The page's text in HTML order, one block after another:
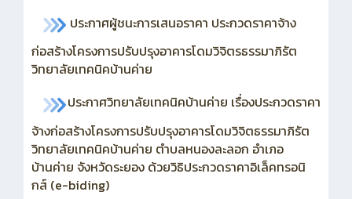
ประกาศผู้ชนะการเสนอราคา ประกวดราคาจ้าง
ก่อสร้างโครงการปรับปรุงอาคารโดมวิจิตรธรรมาภิรัต
วิทยาลัยเทคนิคบ้านค่าย
ประกาศวิทยาลัยเทคนิคบ้านค่าย เรื่องประกวดราคา
จ้างก่อสร้างโครงการปรับปรุงอาคารโดมวิจิตธรรมาภิรัต
วิทยาลัยเทคนิคบ้านค่าย ตำบลหนองละลอก อำเภอ
บ้านค่าย จังหวัดระยอง ด้วยวิธิประกวดราคาอิเล็คทรอนิ
กส์ (e-biding)